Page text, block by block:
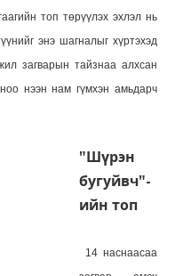
топ төрүүлэх эхлэл нь
энэ шагналыг хүртэхэд
загварын тайзнаа алхсан
нээн нам гүмхэн амьдарч
"Шүрэн
бугуйвч"-
ийн топ
14 наснаасаа